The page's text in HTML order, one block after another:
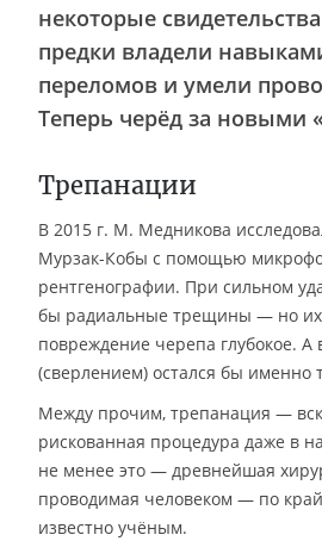
некоторые
предки владели
переломов и умели
Теперь черёд за новыми
Трепанации
В 2015 г. М. Медникова
Мурзак-Кобы с помощью
рентгенографии. При сильном
бы радиальные трещины — но их
повреждение черепа глубокое.
(сверлением) остался бы именно
Между прочим, трепанация —
рискованная процедура даже в
не менее это — древнейшая
проводимая человеком — по
известно учёным.